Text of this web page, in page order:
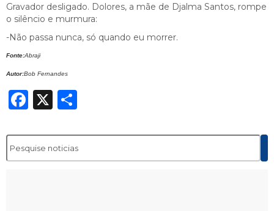
Gravador desligado. Dolores, a mãe de Djalma Santos, rompe
o silêncio e murmura:
-Não passa nunca, só quando eu morrer.
Fonte:Abraji
Autor:Bob Fernandes
Facebook
X